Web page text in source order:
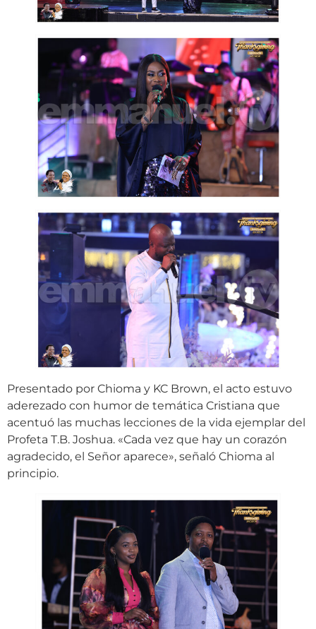
Presentado por Chioma y KC Brown, el acto estuvo
aderezado con humor de temática Cristiana que
acentuó las muchas lecciones de la vida ejemplar del
Profeta T.B. Joshua. «Cada vez que hay un corazón
agradecido, el Señor aparece», señaló Chioma al
principio.